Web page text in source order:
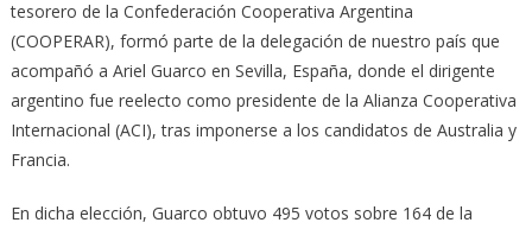
tesorero de la Confederación Cooperativa Argentina
(COOPERAR), formó parte de la delegación de nuestro país que
acompañó a Ariel Guarco en Sevilla, España, donde el dirigente
argentino fue reelecto como presidente de la Alianza Cooperativa
Internacional (ACI), tras imponerse a los candidatos de Australia y
Francia.
En dicha elección, Guarco obtuvo 495 votos sobre 164 de la